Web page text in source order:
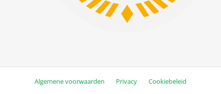
Algemene voorwaarden Privacy
Cookiebeleid